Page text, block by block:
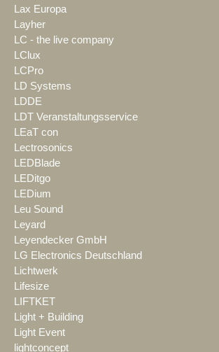
Lax Europa
Layher
LC - the live company
LClux
LCPro
LD Systems
LDDE
LDT Veranstaltungsservice
LEaT con
Lectrosonics
LEDBlade
LEDitgo
LEDium
Leu Sound
Leyard
Leyendecker GmbH
LG Electronics Deutschland
Lichtwerk
Lifesize
LIFTKET
Light + Building
Light Event
lightconcept